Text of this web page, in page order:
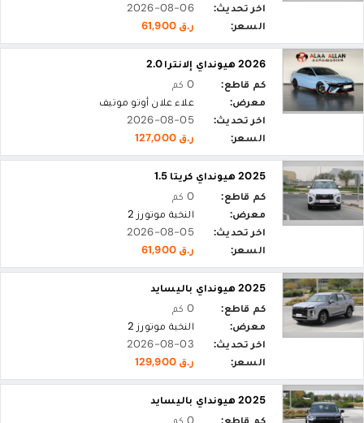
اخر تحديث:
2026-08-06
السعر:
ر.ق 61,900
2026 هيونداي إلانترا 2.0
كم قاطع:
0 كم
معرض:
علاء علان أوتو موتيف
اخر تحديث:
2026-08-05
السعر:
ر.ق 127,000
2025 هيونداي كريتا 1.5
كم قاطع:
0 كم
معرض:
النخبة موتورز 2
اخر تحديث:
2026-08-05
السعر:
ر.ق 61,900
2025 هيونداي باليسايد
كم قاطع:
0 كم
معرض:
النخبة موتورز 2
اخر تحديث:
2026-08-03
السعر:
ر.ق 129,900
2025 هيونداي باليسايد
كم قاطع:
0 كم